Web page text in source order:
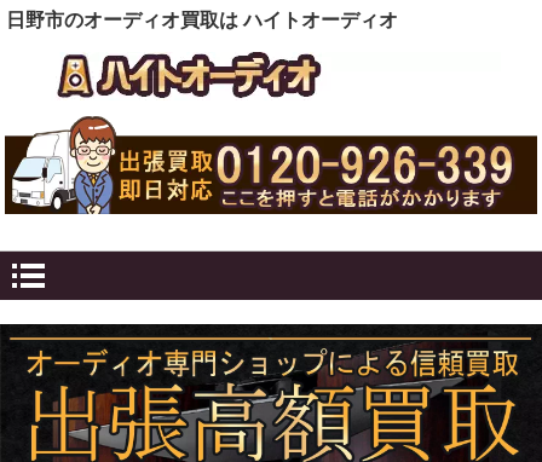
日野市のオーディオ買取は ハイトオーディオ